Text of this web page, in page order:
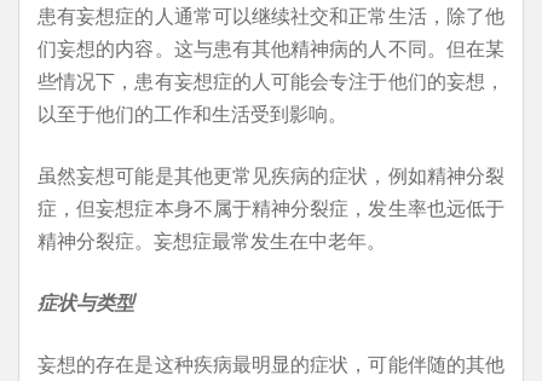
患有妄想症的人通常可以继续社交和正常生活，除了他
们妄想的内容。这与患有其他精神病的人不同。但在某
些情况下，患有妄想症的人可能会专注于他们的妄想，
以至于他们的工作和生活受到影响。
虽然妄想可能是其他更常见疾病的症状，例如精神分裂
症，但妄想症本身不属于精神分裂症，发生率也远低于
精神分裂症。妄想症最常发生在中老年。
症状与类型
妄想的存在是这种疾病最明显的症状，可能伴随的其他